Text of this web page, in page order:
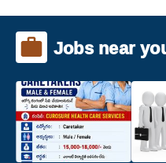
Jobs near